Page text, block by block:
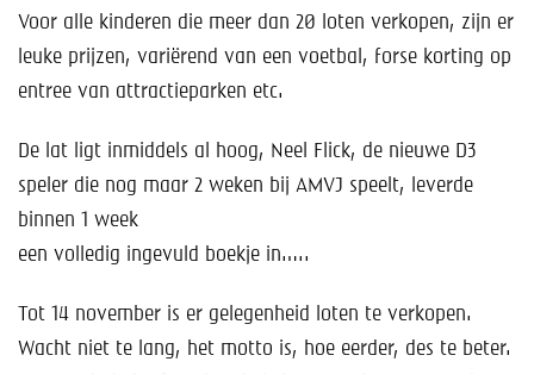
Voor alle kinderen die meer dan 20 loten verkopen, zijn er
leuke prijzen, variërend van een voetbal, forse korting op
entree van attractieparken etc.
De lat ligt inmiddels al hoog, Neel Flick, de nieuwe D3
speler die nog maar 2 weken bij AMVJ speelt, leverde
binnen 1 week
een volledig ingevuld boekje in…..
Tot 14 november is er gelegenheid loten te verkopen.
Wacht niet te lang, het motto is, hoe eerder, des te beter.